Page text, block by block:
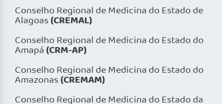
Conselho Regional de Medicina do Estado de
Alagoas (CREMAL)
Conselho Regional de Medicina do Estado do
Amapá (CRM-AP)
Conselho Regional de Medicina do Estado do
Amazonas (CREMAM)
Conselho Regional de Medicina do Estado da